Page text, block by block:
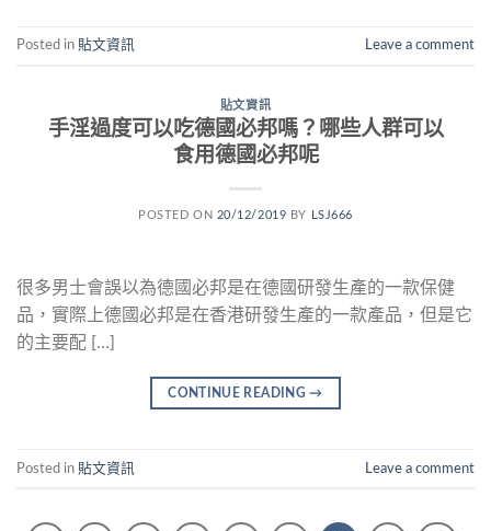
Posted in 貼文資訊 Leave a comment
貼文資訊
手淫過度可以吃德國必邦嗎？哪些人群可以
食用德國必邦呢
POSTED ON 20/12/2019 BY LSJ666
很多男士會誤以為德國必邦是在德國研發生產的一款保健
品，實際上德國必邦是在香港研發生產的一款產品，但是它
的主要配 […]
CONTINUE READING→
Posted in 貼文資訊 Leave a comment